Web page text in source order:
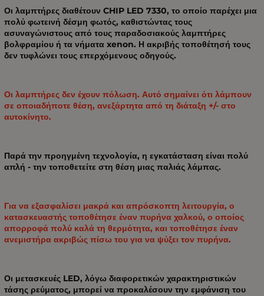
Οι λαμπτήρες διαθέτουν CHIP LED 7330, το οποίο παρέχει μια
πολύ φωτεινή δέσμη φωτός, καθιστώντας τους
ασυναγώνιστους από τους παραδοσιακούς λαμπτήρες
βολφραμίου ή τα νήματα xenon. Η ακριβής τοποθέτησή τους
δεν τυφλώνει τους επερχόμενους οδηγούς.
Οι λαμπτήρες δεν έχουν πόλωση. Αυτό σημαίνει ότι λάμπουν
σε οποιαδήποτε θέση, ανεξάρτητα από τη διάταξη +/- στο
αυτοκίνητο.
Παρά την προηγμένη τεχνολογία, η εγκατάσταση είναι πολύ
απλή - την τοποθετείτε στη θέση μιας παλιάς λάμπας.
Για να εξασφαλίσει μακρά και απρόσκοπτη λειτουργία, ο
κατασκευαστής τοποθέτησε έναν πυρήνα χαλκού, ο οποίος
απορροφά πολύ καλά τη θερμότητα, και τοποθέτησε έναν
ανεμιστήρα ακριβώς πίσω του για να ψύξει τον πυρήνα.
Οι μετασκευές LED, λόγω διαφορετικών χαρακτηριστικών
τάσης ρεύματος, μπορεί να προκαλέσουν την εμφάνιση του